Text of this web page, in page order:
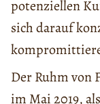
potenziellen
sich darauf
Der Ruhm von
im Mai 2019,